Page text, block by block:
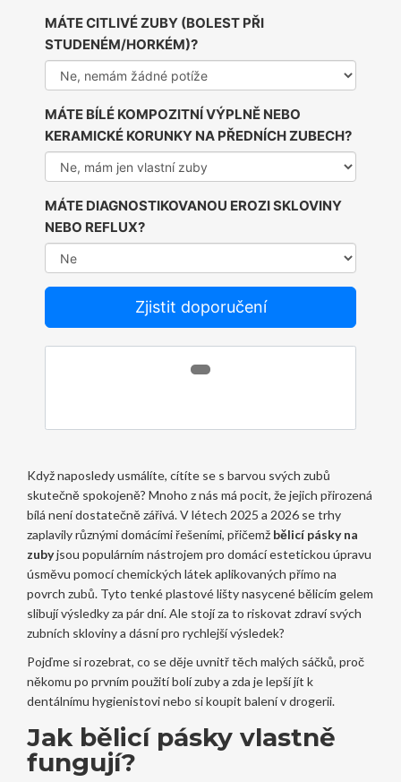
MÁTE CITLIVÉ ZUBY (BOLEST PŘI
STUDENÉM/HORKÉM)?
MÁTE BÍLÉ KOMPOZITNÍ VÝPLNĚ NEBO
KERAMICKÉ KORUNKY NA PŘEDNÍCH ZUBECH?
MÁTE DIAGNOSTIKOVANOU EROZI SKLOVINY
NEBO REFLUX?
Zjistit doporučení
Když naposledy usmálíte, cítíte se s barvou svých zubů
skutečně spokojeně? Mnoho z nás má pocit, že jejich přirozená
bílá není dostatečně zářivá. V létech 2025 a 2026 se trhy
zaplavily různými domácími řešeními, přičemž bělicí pásky na
zubyjsou populárním nástrojem pro domácí estetickou úpravu
úsměvu pomocí chemických látek aplikovaných přímo na
povrch zubů. Tyto tenké plastové lišty nasycené bělicím gelem
slibují výsledky za pár dní. Ale stojí za to riskovat zdraví svých
zubních skloviny a dásní pro rychlejší výsledek?
Pojďme si rozebrat, co se děje uvnitř těch malých sáčků, proč
někomu po prvním použití bolí zuby a zda je lepší jít k
dentálnímu hygienistovi nebo si koupit balení v drogerii.
Jak bělicí pásky vlastně
fungují?